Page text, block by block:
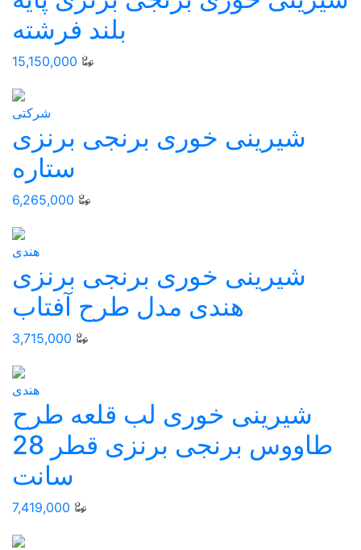
بلند فرشته
15,150,000
شرکتی
شیرینی خوری برنجی برنزی
ستاره
6,265,000
هندی
شیرینی خوری برنجی برنزی
هندی مدل طرح آفتاب
3,715,000
هندی
شیرینی خوری لب قلعه طرح
طاووس برنجی برنزی قطر 28
سانت
7,419,000